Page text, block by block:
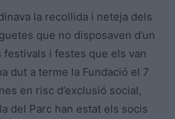
la recollida i neteja dels
que no disposaven d’un
i festes que els van
dut a terme la Fundació el 7
en risc d’exclusió social,
del Parc han estat els socis